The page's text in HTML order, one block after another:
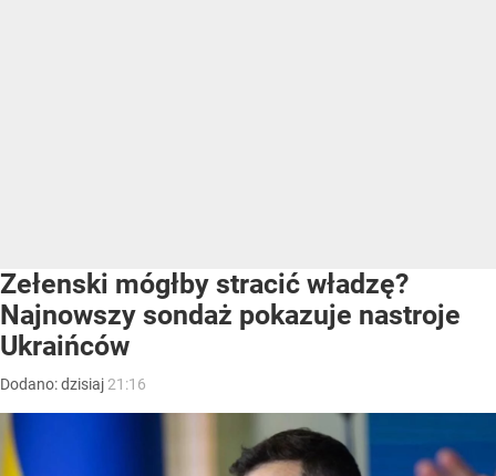
Zełenski mógłby stracić władzę?
Najnowszy sondaż pokazuje nastroje
Ukraińców
Dodano:dzisiaj 21:16